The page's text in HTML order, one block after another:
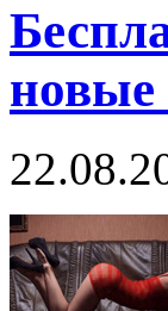
новые